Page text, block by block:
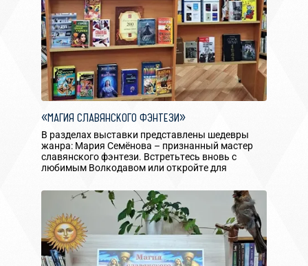
«МАГИЯ СЛАВЯНСКОГО ФЭНТЕЗИ»
В разделах выставки представлены шедевры
жанра: Мария Семёнова – признанный мастер
славянского фэнтези. Встретьтесь вновь с
любимым Волкодавом или откройте для